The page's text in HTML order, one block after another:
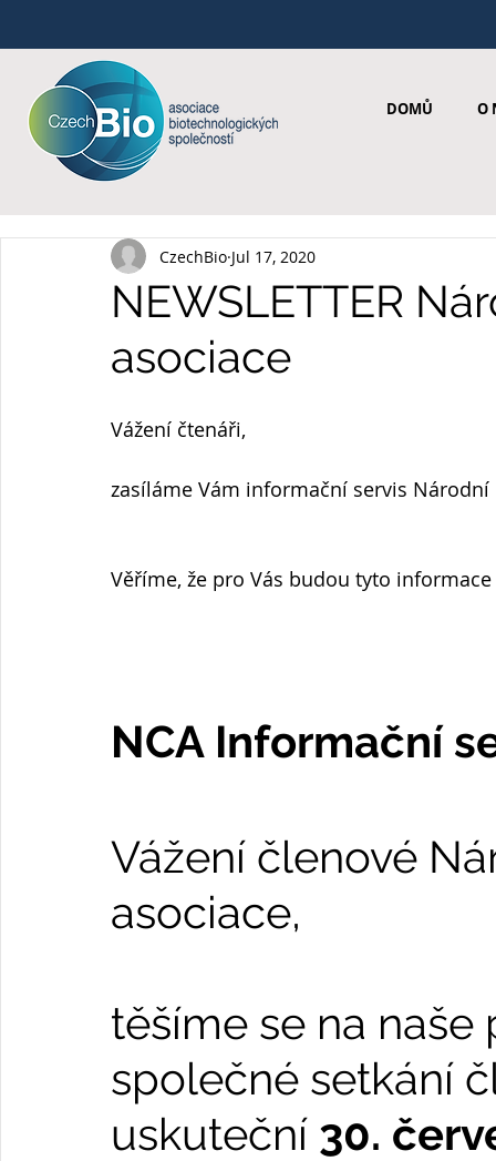
DOMŮ O
NEWSLETTER
asociace
CzechBio Jul 17, 2020
Vážení čtenáři,
zasíláme Vám informační servis Národní
Věříme, že pro Vás budou tyto
NCA Informační
Vážení členové
asociace,
těšíme se na
společné setkání
uskuteční 30.